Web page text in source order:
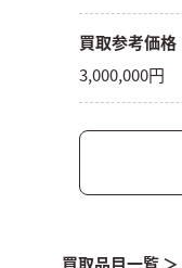
買取参考価格
3,000,000円
買取品目一覧＞